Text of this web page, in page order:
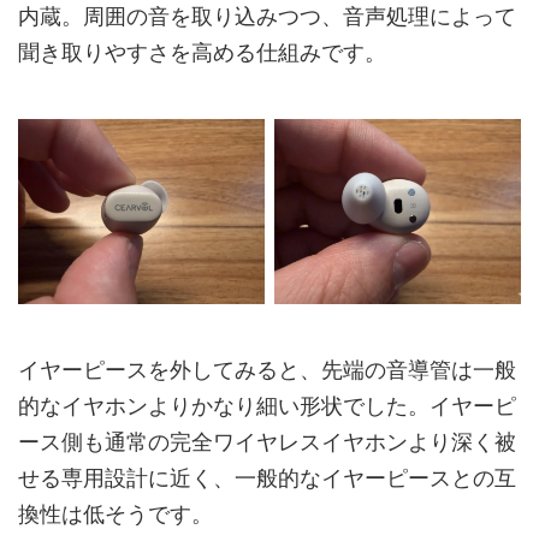
内蔵。周囲の音を取り込みつつ、音声処理によって
聞き取りやすさを高める仕組みです。
イヤーピースを外してみると、先端の音導管は一般
的なイヤホンよりかなり細い形状でした。イヤーピ
ース側も通常の完全ワイヤレスイヤホンより深く被
せる専用設計に近く、一般的なイヤーピースとの互
換性は低そうです。